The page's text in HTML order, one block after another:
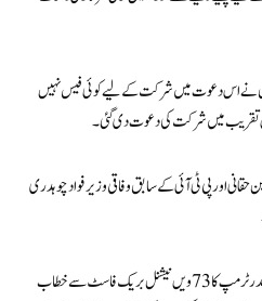
نے اس دعوت میں شرکت کے لیے کوئی فیس نہیں
تقریب میں شرکت کی دعوت دی گئی۔
اور پی ٹی آئی کے سابق وفاقی وزیر فواد چوہدری
فواد چوہدری نے جمعے کے روز ایکس پر لکھا، ’صدر ٹرمپ کا 73ویں نیشنل بریک فاسٹ سے خطاب